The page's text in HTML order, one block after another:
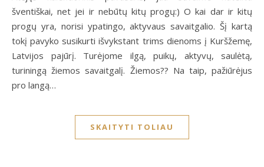
šventiškai, net jei ir nebūtų kitų progų:) O kai dar ir kitų
progų yra, norisi ypatingo, aktyvaus savaitgalio. Šį kartą
tokį pavyko susikurti išvykstant trims dienoms į Kuršžemę,
Latvijos pajūrį. Turėjome ilgą, puikų, aktyvų, saulėtą,
turiningą žiemos savaitgalį. Žiemos?? Na taip, pažiūrėjus
pro langą…
SKAITYTI TOLIAU